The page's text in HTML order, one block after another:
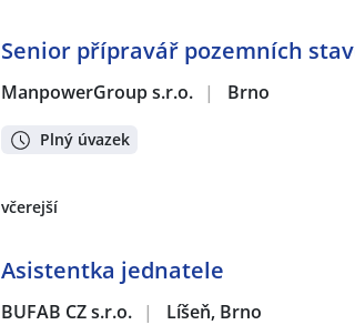
Senior přípravář pozemních
ManpowerGroup s.r.o. | Brno
Plný úvazek
včerejší
Asistentka jednatele
BUFAB CZ s.r.o. | Líšeň, Brno